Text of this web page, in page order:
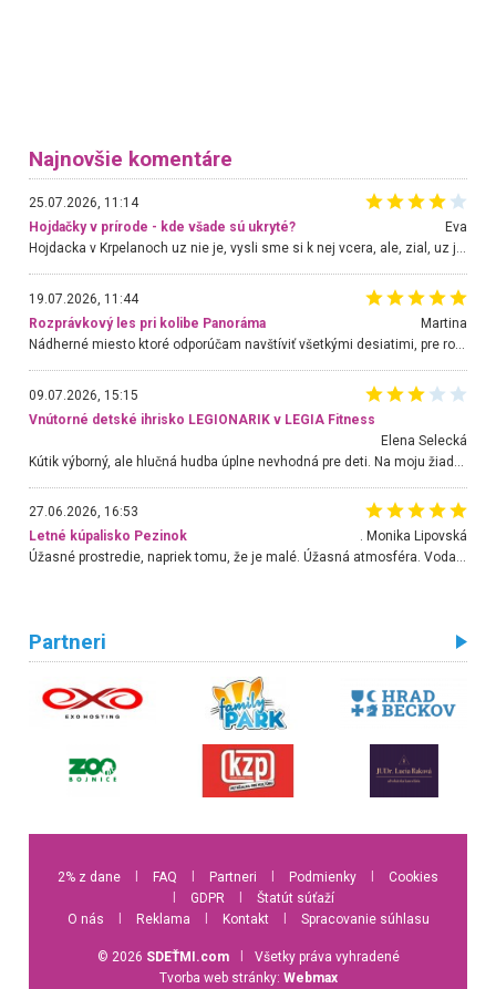
Najnovšie komentáre
25.07.2026, 11:14
Hojdačky v prírode - kde všade sú ukryté?
Eva
Hojdacka v Krpelanoch uz nie je, vysli sme si k nej vcera, ale, zial, uz je znicena. Ak sem planujete cestu len kvoli hojdacke, mozete si ju usetrit. Krasny vyhlad je tu vsak aj bez hojdacky :-)
19.07.2026, 11:44
Rozprávkový les pri kolibe Panoráma
Martina
Nádherné miesto ktoré odporúčam navštíviť všetkými desiatimi, pre rodiny s deťmi, dôchodcom... Proste a jednoducho ozaj rozprávkový les.. určite ešte prídeme. Odniesli sme si na pamiatku krásne tričká,
09.07.2026, 15:15
Vnútorné detské ihrisko LEGIONARIK v LEGIA Fitness
Elena Selecká
27.06.2026, 16:53
Letné kúpalisko Pezinok
. Monika Lipovská
Úžasné prostredie, napriek tomu, že je malé. Úžasná atmosféra. Voda fantastická a nádherná. Ľudí je pomerne veľa, ale su mili a ohľaduplní. Je veľmi zaujímavé sledovať, ako dokážu spolu športovať cudzí ľudia a bez ohľadu na vek. Vládne tu pohoda. Vnuka neviem dostať z vody. Ďakujem za krásny deň . Urcite sa sem vrátim. Jediný problém je s parkovaním, ale aj ten sa mi podarilo vyriešiť. Monika Bratislava
Partneri
2% z dane FAQ Partneri Podmienky
Cookies
GDPR
Štatút súťaží
O nás
Reklama Kontakt Spracovanie súhlasu
© 2026 SDEŤMI.com
Všetky práva vyhradené
Tvorba web stránky: Webmax